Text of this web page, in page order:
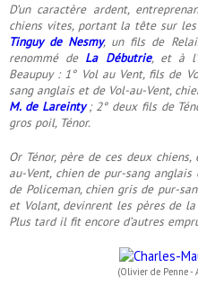
D’un caractère ardent,
chiens vites, portant la tête sur
Tinguy de Nesmy, un fils de
renommé de La Débutrie, et à
Beaupuy : 1° Vol au Vent, fils de
sang anglais et de Vol-au-Vent,
M. de Lareinty; 2° deux fils de
gros poil, Ténor.
Or Ténor, père de ces deux
au-Vent, chien de pur-sang
de Policeman, chien gris de pur-
et Volant, devinrent les pères de la
Plus tard il fit encore d’autres
(Olivier de Penne -